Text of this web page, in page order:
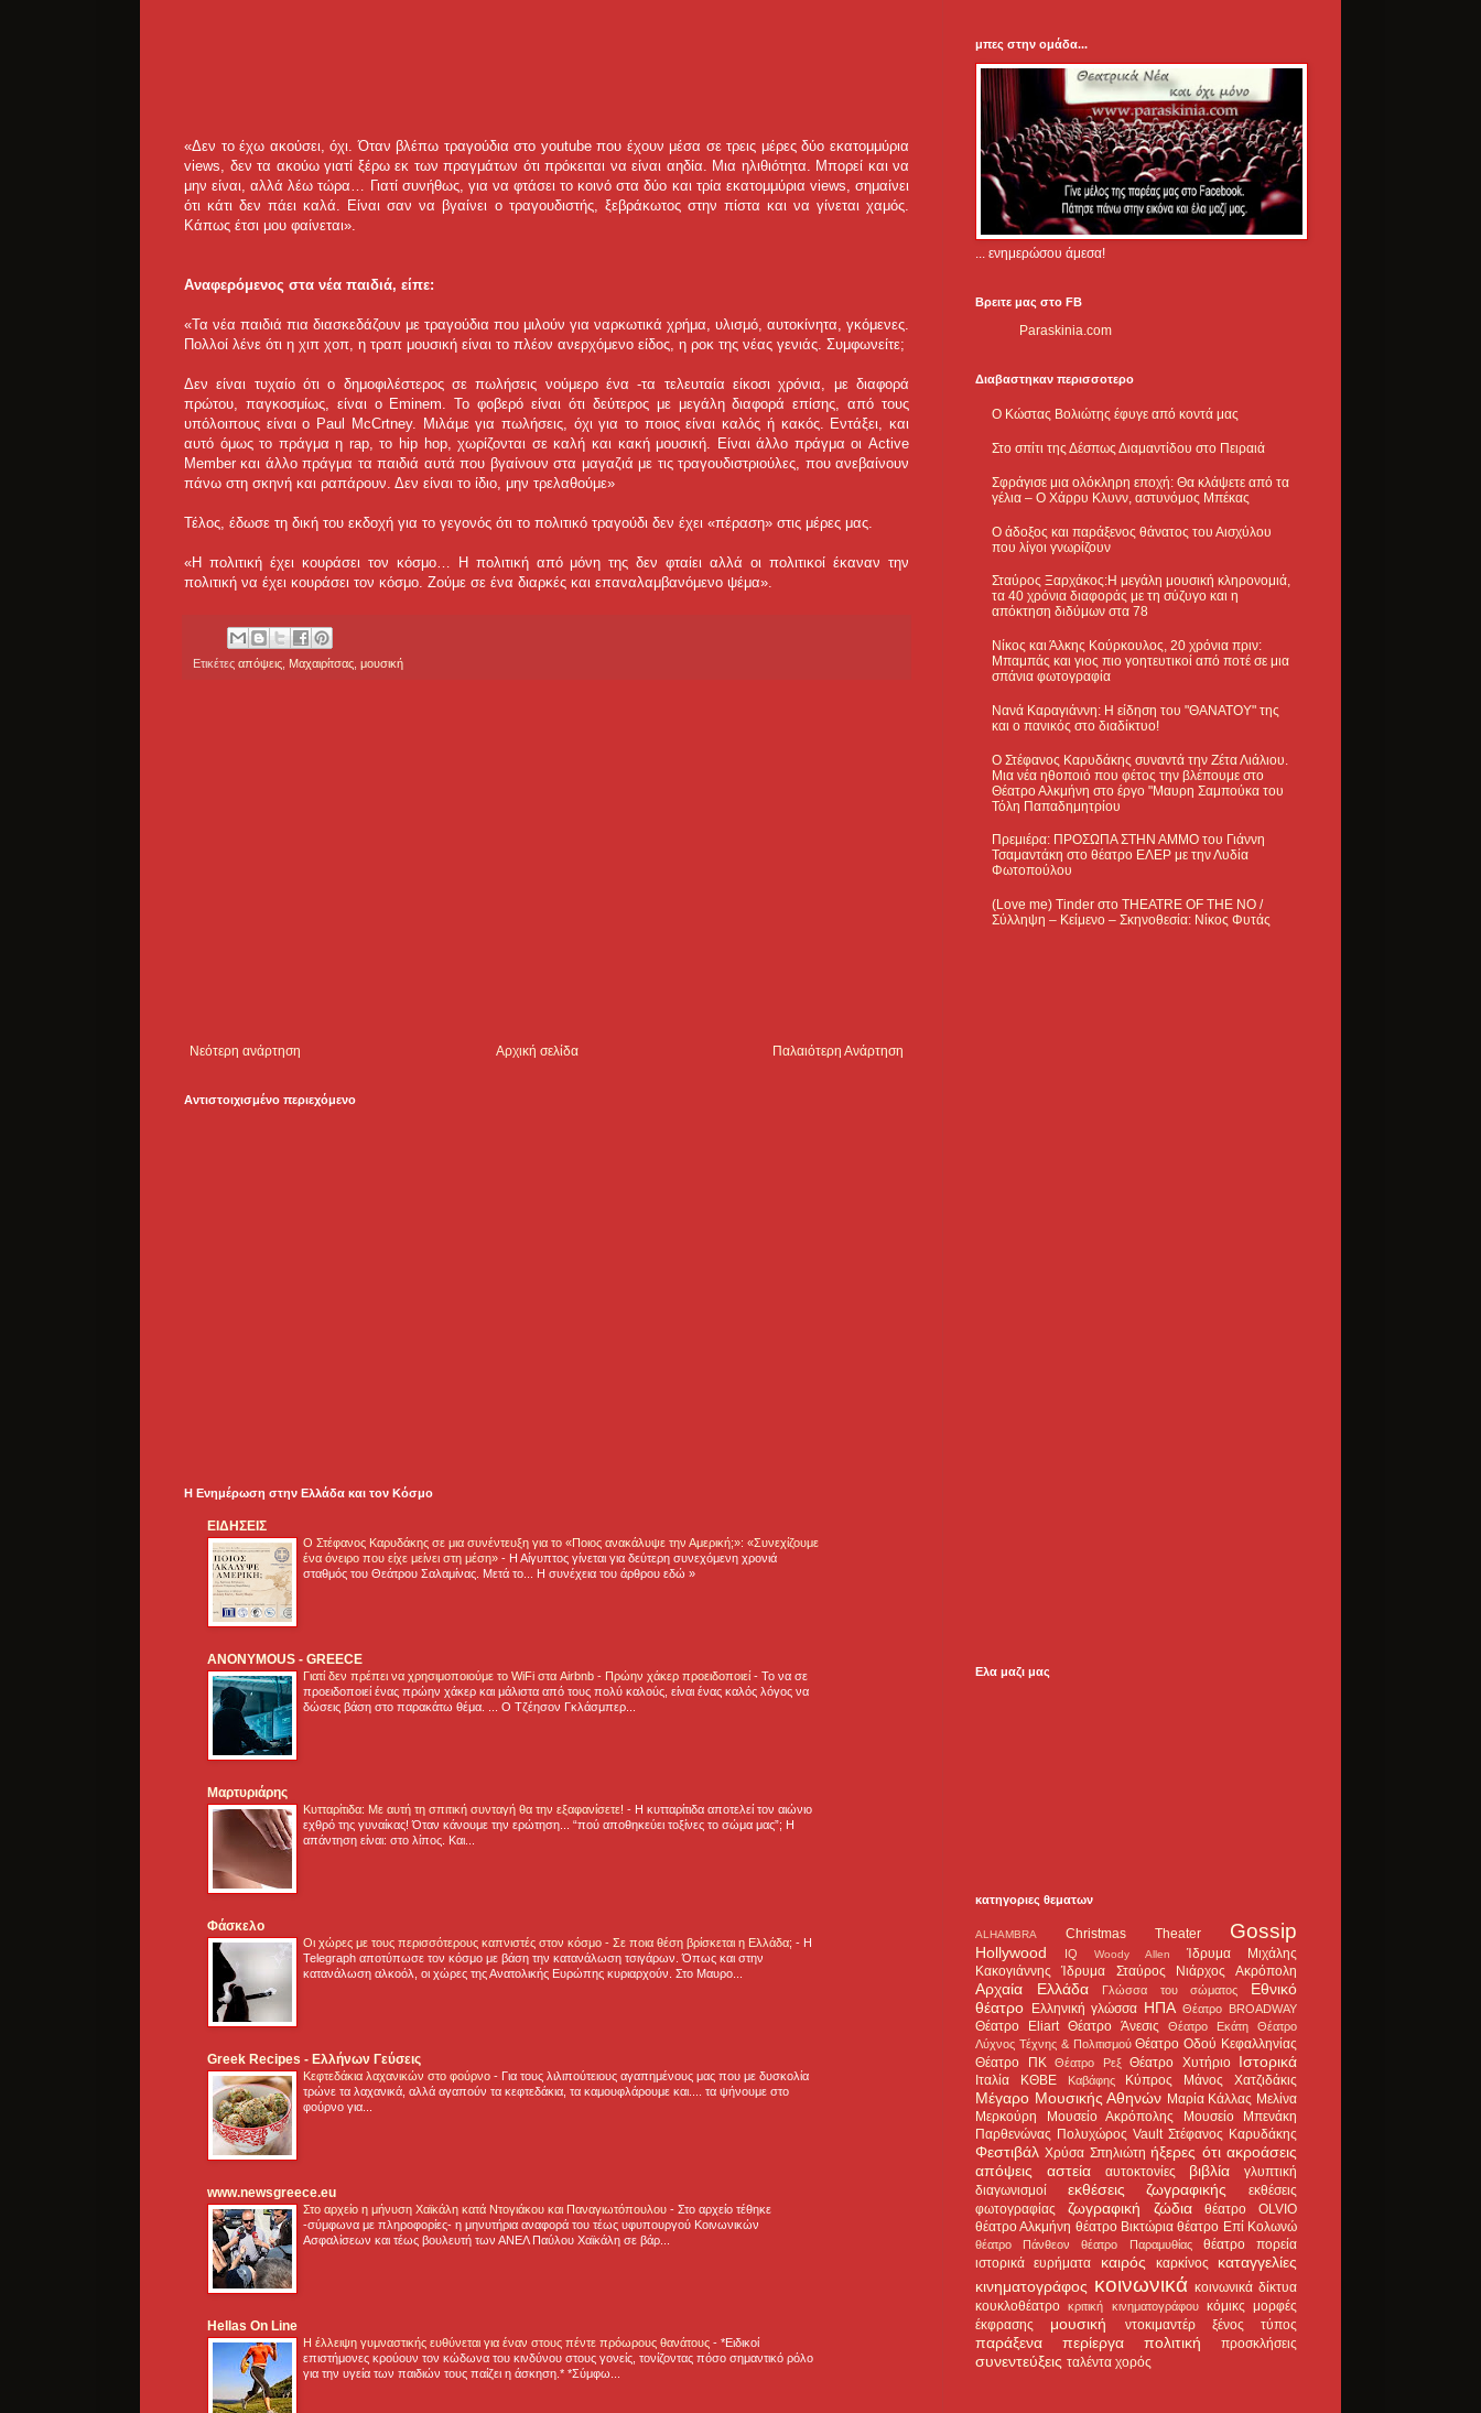
«Δεν το έχω ακούσει, όχι. Όταν βλέπω τραγούδια στο youtube που έχουν μέσα σε τρεις μέρες δύο εκατομμύρια
views, δεν τα ακούω γιατί ξέρω εκ των πραγμάτων ότι πρόκειται να είναι αηδία. Μια ηλιθιότητα. Μπορεί και να
μην είναι, αλλά λέω τώρα… Γιατί συνήθως, για να φτάσει το κοινό στα δύο και τρία εκατομμύρια views, σημαίνει
ότι κάτι δεν πάει καλά. Είναι σαν να βγαίνει ο τραγουδιστής, ξεβράκωτος στην πίστα και να γίνεται χαμός.
Κάπως έτσι μου φαίνεται».
Αναφερόμενος στα νέα παιδιά, είπε:
«Τα νέα παιδιά πια διασκεδάζουν με τραγούδια που μιλούν για ναρκωτικά χρήμα, υλισμό, αυτοκίνητα, γκόμενες.
Πολλοί λένε ότι η χιπ χοπ, η τραπ μουσική είναι το πλέον ανερχόμενο είδος, η ροκ της νέας γενιάς. Συμφωνείτε;
Δεν είναι τυχαίο ότι ο δημοφιλέστερος σε πωλήσεις νούμερο ένα -τα τελευταία είκοσι χρόνια, με διαφορά
πρώτου, παγκοσμίως, είναι ο Eminem. Το φοβερό είναι ότι δεύτερος με μεγάλη διαφορά επίσης, από τους
υπόλοιπους είναι ο Ρaul McCrtney. Mιλάμε για πωλήσεις, όχι για το ποιος είναι καλός ή κακός. Εντάξει, και
αυτό όμως το πράγμα η rap, το hip hop, χωρίζονται σε καλή και κακή μουσική. Είναι άλλο πράγμα οι Active
Member και άλλο πράγμα τα παιδιά αυτά που βγαίνουν στα μαγαζιά με τις τραγουδιστριούλες, που ανεβαίνουν
πάνω στη σκηνή και ραπάρουν. Δεν είναι το ίδιο, μην τρελαθούμε»
Τέλος, έδωσε τη δική του εκδοχή για το γεγονός ότι το πολιτικό τραγούδι δεν έχει «πέραση» στις μέρες μας.
«Η πολιτική έχει κουράσει τον κόσμο… Η πολιτική από μόνη της δεν φταίει αλλά οι πολιτικοί έκαναν την
πολιτική να έχει κουράσει τον κόσμο. Ζούμε σε ένα διαρκές και επαναλαμβανόμενο ψέμα».
Ετικέτες απόψεις Μαχαιρίτσας μουσική
Νεότερη ανάρτηση Παλαιότερη Ανάρτηση
Αρχική σελίδα
Αντιστοιχισμένο περιεχόμενο
Η Ενημέρωση στην Ελλάδα και τoν Κόσμο
ΕΙΔΗΣΕΙΣ
Ο Στέφανος Καρυδάκης σε μια συνέντευξη για το «Ποιος ανακάλυψε την Αμερική;»: «Συνεχίζουμε
ένα όνειρο που είχε μείνει στη μέση» - Η Αίγυπτος γίνεται για δεύτερη συνεχόμενη χρονιά
σταθμός του Θεάτρου Σαλαμίνας. Μετά το... Η συνέχεια του άρθρου εδώ »
ANONYMOUS - GREECE
Γιατί δεν πρέπει να χρησιμοποιούμε το WiFi στα Airbnb - Πρώην χάκερ προειδοποιεί- Το να σε
προειδοποιεί ένας πρώην χάκερ και μάλιστα από τους πολύ καλούς, είναι ένας καλός λόγος να
δώσεις βάση στο παρακάτω θέμα. ... Ο Τζέησον Γκλάσμπερ...
Μαρτυριάρης
Κυτταρίτιδα: Με αυτή τη σπιτική συνταγή θα την εξαφανίσετε! - H κυτταρίτιδα αποτελεί τον αιώνιο
εχθρό της γυναίκας! Όταν κάνουμε την ερώτηση... “πού αποθηκεύει τοξίνες το σώμα μας”; Η
απάντηση είναι: στο λίπος. Και...
Φάσκελο
Οι χώρες με τους περισσότερους καπνιστές στον κόσμο - Σε ποια θέση βρίσκεται η Ελλάδα; - Η
Telegraph αποτύπωσε τον κόσμο με βάση την κατανάλωση τσιγάρων. Όπως και στην
κατανάλωση αλκοόλ, οι χώρες της Ανατολικής Ευρώπης κυριαρχούν. Στο Μαυρο...
Greek Recipes - Ελλήνων Γεύσεις
Κεφτεδάκια λαχανικών στο φούρνο - Για τους λιλιπούτειους αγαπημένους μας που με δυσκολία
τρώνε τα λαχανικά, αλλά αγαπούν τα κεφτεδάκια, τα καμουφλάρουμε και.... τα ψήνουμε στο
φούρνο για...
www.newsgreece.eu
Στο αρχείο η μήνυση Χαϊκάλη κατά Ντογιάκου και Παναγιωτόπουλου - Στο αρχείο τέθηκε
-σύμφωνα με πληροφορίες- η μηνυτήρια αναφορά του τέως υφυπουργού Κοινωνικών
Ασφαλίσεων και τέως βουλευτή των ΑΝΕΛ Παύλου Χαϊκάλη σε βάρ...
Hellas On Line
Η έλλειψη γυμναστικής ευθύνεται για έναν στους πέντε πρόωρους θανάτους - *Ειδικοί
επιστήμονες κρούουν τον κώδωνα του κινδύνου στους γονείς, τονίζοντας πόσο σημαντικό ρόλο
για την υγεία των παιδιών τους παίζει η άσκηση.* *Σύμφω...
μπες στην ομάδα...
... ενημερώσου άμεσα!
Βρειτε μας στο FB
Paraskinia.com
Διαβαστηκαν περισσοτερο
Ο Κώστας Βολιώτης έφυγε από κοντά μας
Στο σπίτι της Δέσπως Διαμαντίδου στο Πειραιά
Σφράγισε μια ολόκληρη εποχή: Θα κλάψετε από τα
γέλια – Ο Χάρρυ Κλυνν, αστυνόμος Μπέκας
Ο άδοξος και παράξενος θάνατος του Αισχύλου
που λίγοι γνωρίζουν
Σταύρος Ξαρχάκος:Η μεγάλη μουσική κληρονομιά,
τα 40 χρόνια διαφοράς με τη σύζυγο και η
απόκτηση διδύμων στα 78
Νίκος και Άλκης Κούρκουλος, 20 χρόνια πριν:
Μπαμπάς και γιος πιο γοητευτικοί από ποτέ σε μια
σπάνια φωτογραφία
Νανά Καραγιάννη: Η είδηση του "ΘΑΝΑΤΟΥ" της
και ο πανικός στο διαδίκτυο!
Ο Στέφανος Καρυδάκης συναντά την Ζέτα Λιάλιου.
Μια νέα ηθοποιό που φέτος την βλέπουμε στο
Θέατρο Αλκμήνη στο έργο "Μαυρη Σαμπούκα του
Τόλη Παπαδημητρίου
Πρεμιέρα: ΠΡΟΣΩΠΑ ΣΤΗΝ ΑΜΜΟ του Γιάννη
Τσαμαντάκη στο θέατρο ΕΛΕΡ με την Λυδία
Φωτοπούλου
(Love me) Tinder στο THEATRE OF THE NO /
Σύλληψη – Κείμενο – Σκηνοθεσία: Νίκος Φυτάς
Ελα μαζι μας
κατηγοριες θεματων
ALHAMBRA Christmas Theater Gossip
Hollywood IQ Woody Allen
Ίδρυμα Μιχάλης
Κακογιάννης
Ίδρυμα Σταύρος Νιάρχος Ακρόπολη
Αρχαία Ελλάδα Γλώσσα του σώματος
Εθνικό
θέατρο Ελληνική γλώσσα ΗΠΑ Θέατρο BROADWAY
Θέατρο Eliart Θέατρο Άνεσις Θέατρο Εκάτη
Θέατρο
Λύχνος Τέχνης & Πολιτισμού Θέατρο Οδού Κεφαλληνίας
Θέατρο ΠΚ
Θέατρο Ρεξ Θέατρο Χυτήριο Ιστορικά
Ιταλία ΚΘΒΕ Καβάφης Κύπρος Μάνος Χατζιδάκις
Μέγαρο Μουσικής Αθηνών Μαρία Κάλλας Μελίνα
Μερκούρη
Μουσείο Ακρόπολης
Μουσείο Μπενάκη
Παρθενώνας Πολυχώρος Vault Στέφανος Καρυδάκης
Φεστιβάλ Χρύσα Σπηλιώτη ήξερες ότι ακροάσεις
απόψεις
αστεία αυτοκτονίες βιβλία
γλυπτική
διαγωνισμοί
εκθέσεις ζωγραφικής
εκθέσεις
φωτογραφίας
ζωγραφική ζώδια
θέατρο OLVIO
θέατρο Αλκμήνη θέατρο Βικτώρια θέατρο Επί Κολωνώ
θέατρο Πάνθεον θέατρο Παραμυθίας
θέατρο πορεία
ιστορικά ευρήματα
καιρός καρκίνος
καταγγελίες
κινηματογράφος κοινωνικά κοινωνικά δίκτυα
κουκλοθέατρο
κριτική κινηματογράφου κόμικς μορφές
έκφρασης
μουσική ντοκιμαντέρ ξένος τύπος
παράξενα περίεργα πολιτική προσκλήσεις
συνεντεύξεις ταλέντα χορός